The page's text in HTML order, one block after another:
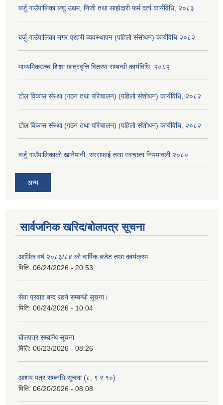
बर्जु गाउँपालिका लघु उद्यम, निजी तथा साझेदारी फर्म दर्ता कार्यविधि, २०८३
बर्जु गाउँपालिका नगर प्रहरी व्यवस्थापन (पहिलो संसोधन) कार्यविधि २०८२
माध्यमिकउच्च शिक्षा छात्रवृत्ति वितरण सम्बन्धी कार्यविधि, २०८२
टोल विकास संस्था (गठन तथा परिचालन) (पहिलो संशोधन) कार्यविधि, २०८२
टोल विकास संस्था (गठन तथा परिचालन) (पहिलो संशोधन) कार्यविधि, २०८२
बर्जु गाउँपालिकाको खानेपानी, सरसफाई तथा स्वच्छता नियमावली २०८०
अन्य
सार्वजनिक खरिद/बोलपत्र सूचना
आर्थिक वर्ष २०८३/८४ को वार्षिक बजेट तथा कार्यक्रम
मिति: 06/24/2026 - 20:53
सेवा प्रवाह बन्द रहने सम्बन्धी सूचना।
मिति: 06/24/2026 - 10:04
बोलपत्र सम्बन्धि सूचना
मिति: 06/23/2026 - 08:26
आशय पत्र सम्ब्नधि सूचना (८, ९ र १०)
मिति: 06/20/2026 - 08:08